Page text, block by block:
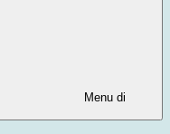
Menu di